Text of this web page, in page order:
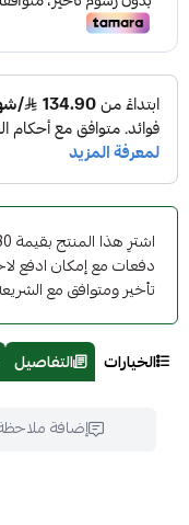
اشترِ هذا المنتج بقيمة 1380
دفعات مع إمكان ادفع
تأخير ومتوافق مع
الخيارات التفاصيل
إضافة